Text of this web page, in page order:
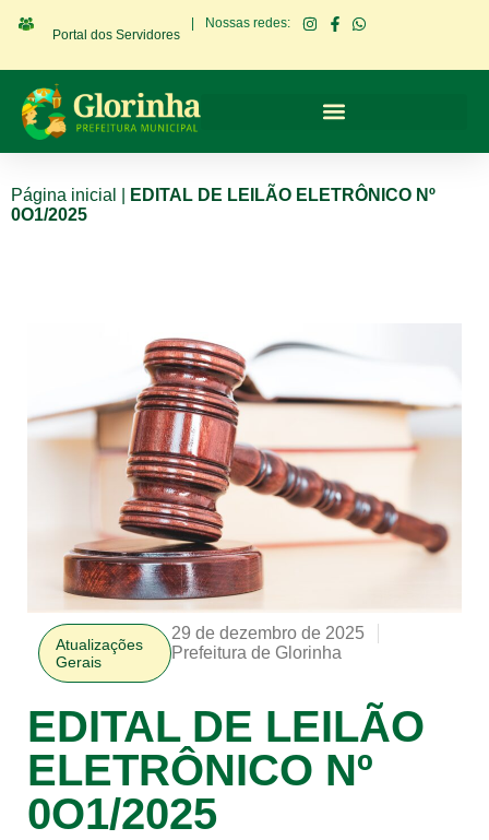
Portal dos Servidores
Nossas redes:
Página inicial
EDITAL DE LEILÃO ELETRÔNICO Nº
0O1/2025
Atualizações
Gerais
29 de dezembro de 2025
Prefeitura de Glorinha
EDITAL DE LEILÃO
ELETRÔNICO Nº
0O1/2025